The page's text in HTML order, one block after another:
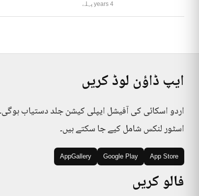
4 years پہلے
ایپ ڈاؤن لوڈ کریں
اردو اسکائی کی آفیشل ایپلی کیشن جلد دستیاب
اسٹور لنکس شامل کیے جا سکتے ہیں۔
App Store
Google Play
AppGallery
فالو کریں